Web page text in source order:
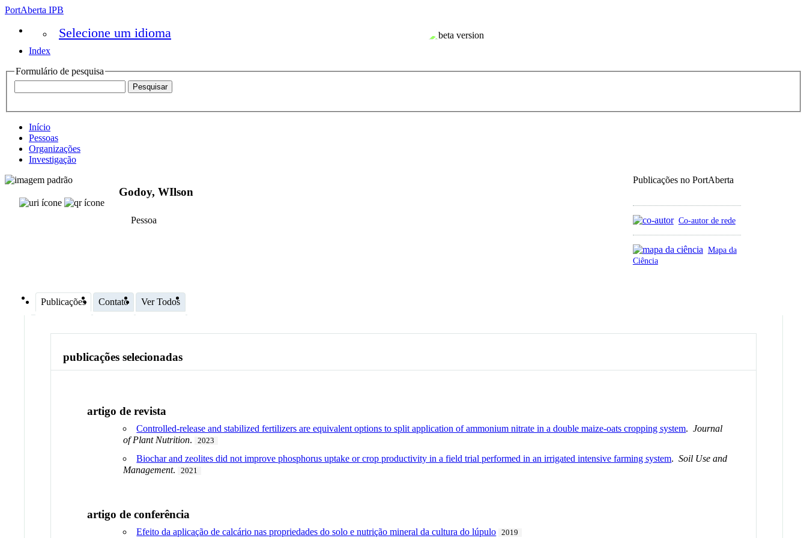
PortAberta IPB
Selecione um idioma
Index
Formulário de pesquisa
Início
Pessoas
Organizações
Investigação
Publicações no PortAberta
Co-autor de rede
Mapa da
Ciência
Godoy, WIlson
Pessoa
Publicações Contato Ver Todos
publicações selecionadas
artigo de revista
Controlled-release and stabilized fertilizers are equivalent options to split application of ammonium nitrate in a double maize-oats cropping system.Journal
of Plant Nutrition. 2023
Biochar and zeolites did not improve phosphorus uptake or crop productivity in a field trial performed in an irrigated intensive farming system.Soil Use and
Management. 2021
artigo de conferência
Efeito da aplicação de calcário nas propriedades do solo e nutrição mineral da cultura do lúpulo 2019